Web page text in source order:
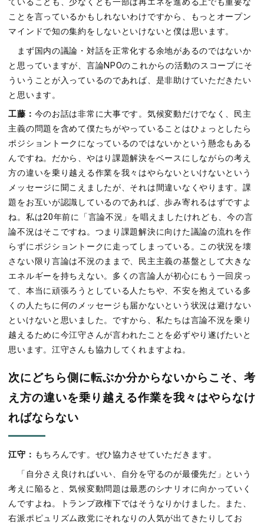
ていることも、少なくとも一部は再エネを進める上でも重要な
ことを言っているかもしれないわけですから、もっとオープン
マインドで知の集約をしないといけないと僕は思います。
まず国内の議論・対話を正常化する余地があるのではないか
と思っていますが、言論NPOのこれからの活動のスコープにそ
ういうことが入っているのであれば、是非助けていただきたい
と思います。
工藤： 今のお話は非常に大事です。気候変動だけでなく、民主
主義の問題を含めて僕たちがやっていることはひょっとしたら
ポジショントークになっているのではないかという懸念もある
んですね。だから、やはり課題解決をベースにしながらの考え
方の違いを乗り越える作業を我々はやらないといけないという
メッセージに聞こえましたが、それは間違いなくやります。課
題をお互いが認識しているのであれば、歩み寄れるはずですよ
ね。私は20年前に「言論不況」を唱えましたけれども、今の言
論不況はそこですね。つまり課題解決に向けた議論の流れを作
らずにポジショントークに走ってしまっている。この状況を壊
さない限り言論は不況のままで、民主主義の基盤として大きな
エネルギーを持ちえない。多くの言論人が初心にもう一回戻っ
て、本当に頑張ろうとしている人たちや、不安を抱えている多
くの人たちに何のメッセージも届かないという状況は避けない
といけないと思いました。ですから、私たちは言論不況を乗り
越えるために今江守さんが言われたことを必ずやり遂げたいと
思います。江守さんも協力してくれますよね。
次にどちら側に転ぶか分からないからこそ、考
え方の違いを乗り越える作業を我々はやらなけ
ればならない
江守： もちろんです。ぜひ協力させていただきます。
「自分さえ良ければいい、自分を守るのが最優先だ」という
考えに陥ると、気候変動問題は最悪のシナリオに向かっていく
んですよね。トランプ政権下ではそうなりかけました。また、
右派ポピュリズム政党にそれなりの人気が出てきたりしてお